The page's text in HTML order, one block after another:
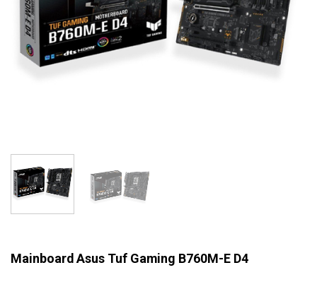
Mainboard Asus Tuf Gaming B760M-E D4